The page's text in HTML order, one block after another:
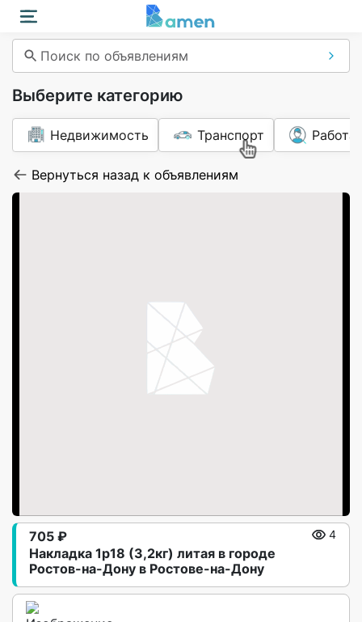
Поиск по объявлениям
Выберите категорию
Недвижимость Транспорт Работа
Вернуться назад к объявлениям
Hакладка 1р18 (3,2кг) литая в городе
Рoстов-на-Дoну в Ростове-на-Дону
705 ₽ 4